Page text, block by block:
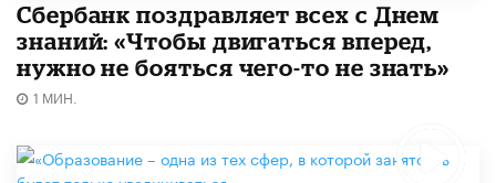
Сбербанк поздравляет всех с Днем
знаний: «Чтобы двигаться вперед,
нужно не бояться чего-то не знать»
1 МИН.